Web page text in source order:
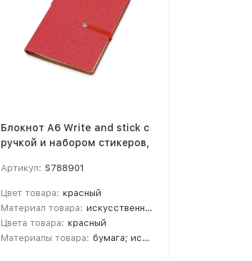
Блокнот А6 Write and stick с
ручкой и набором стикеров,
Артикул: S788901
Цвет товара: красный
Материал товара: искусственная кожа, переработанный картон, пластик, бумага
Цвета товара: красный
Материалы товара: бумага; искусственная кожа